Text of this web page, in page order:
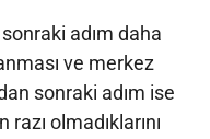
adım daha
ve merkez
sonraki adım ise
olmadıklarını